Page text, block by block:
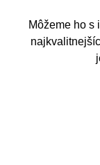
Môžeme ho s